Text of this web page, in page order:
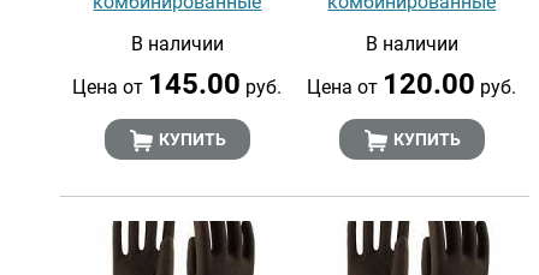
В наличии
Цена от 145.00 руб.
КУПИТЬ
В наличии
Цена от 120.00 руб.
КУПИТЬ